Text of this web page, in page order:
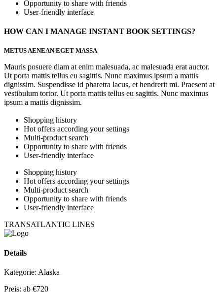
Opportunity to share with friends
User-friendly interface
HOW CAN I MANAGE INSTANT BOOK SETTINGS?
METUS AENEAN EGET MASSA
Mauris posuere diam at enim malesuada, ac malesuada erat auctor.
Ut porta mattis tellus eu sagittis. Nunc maximus ipsum a mattis
dignissim. Suspendisse id pharetra lacus, et hendrerit mi. Praesent at
vestibulum tortor. Ut porta mattis tellus eu sagittis. Nunc maximus
ipsum a mattis dignissim.
Shopping history
Hot offers according your settings
Multi-product search
Opportunity to share with friends
User-friendly interface
Shopping history
Hot offers according your settings
Multi-product search
Opportunity to share with friends
User-friendly interface
TRANSATLANTIC LINES
Details
Kategorie: Alaska
Preis: ab €720